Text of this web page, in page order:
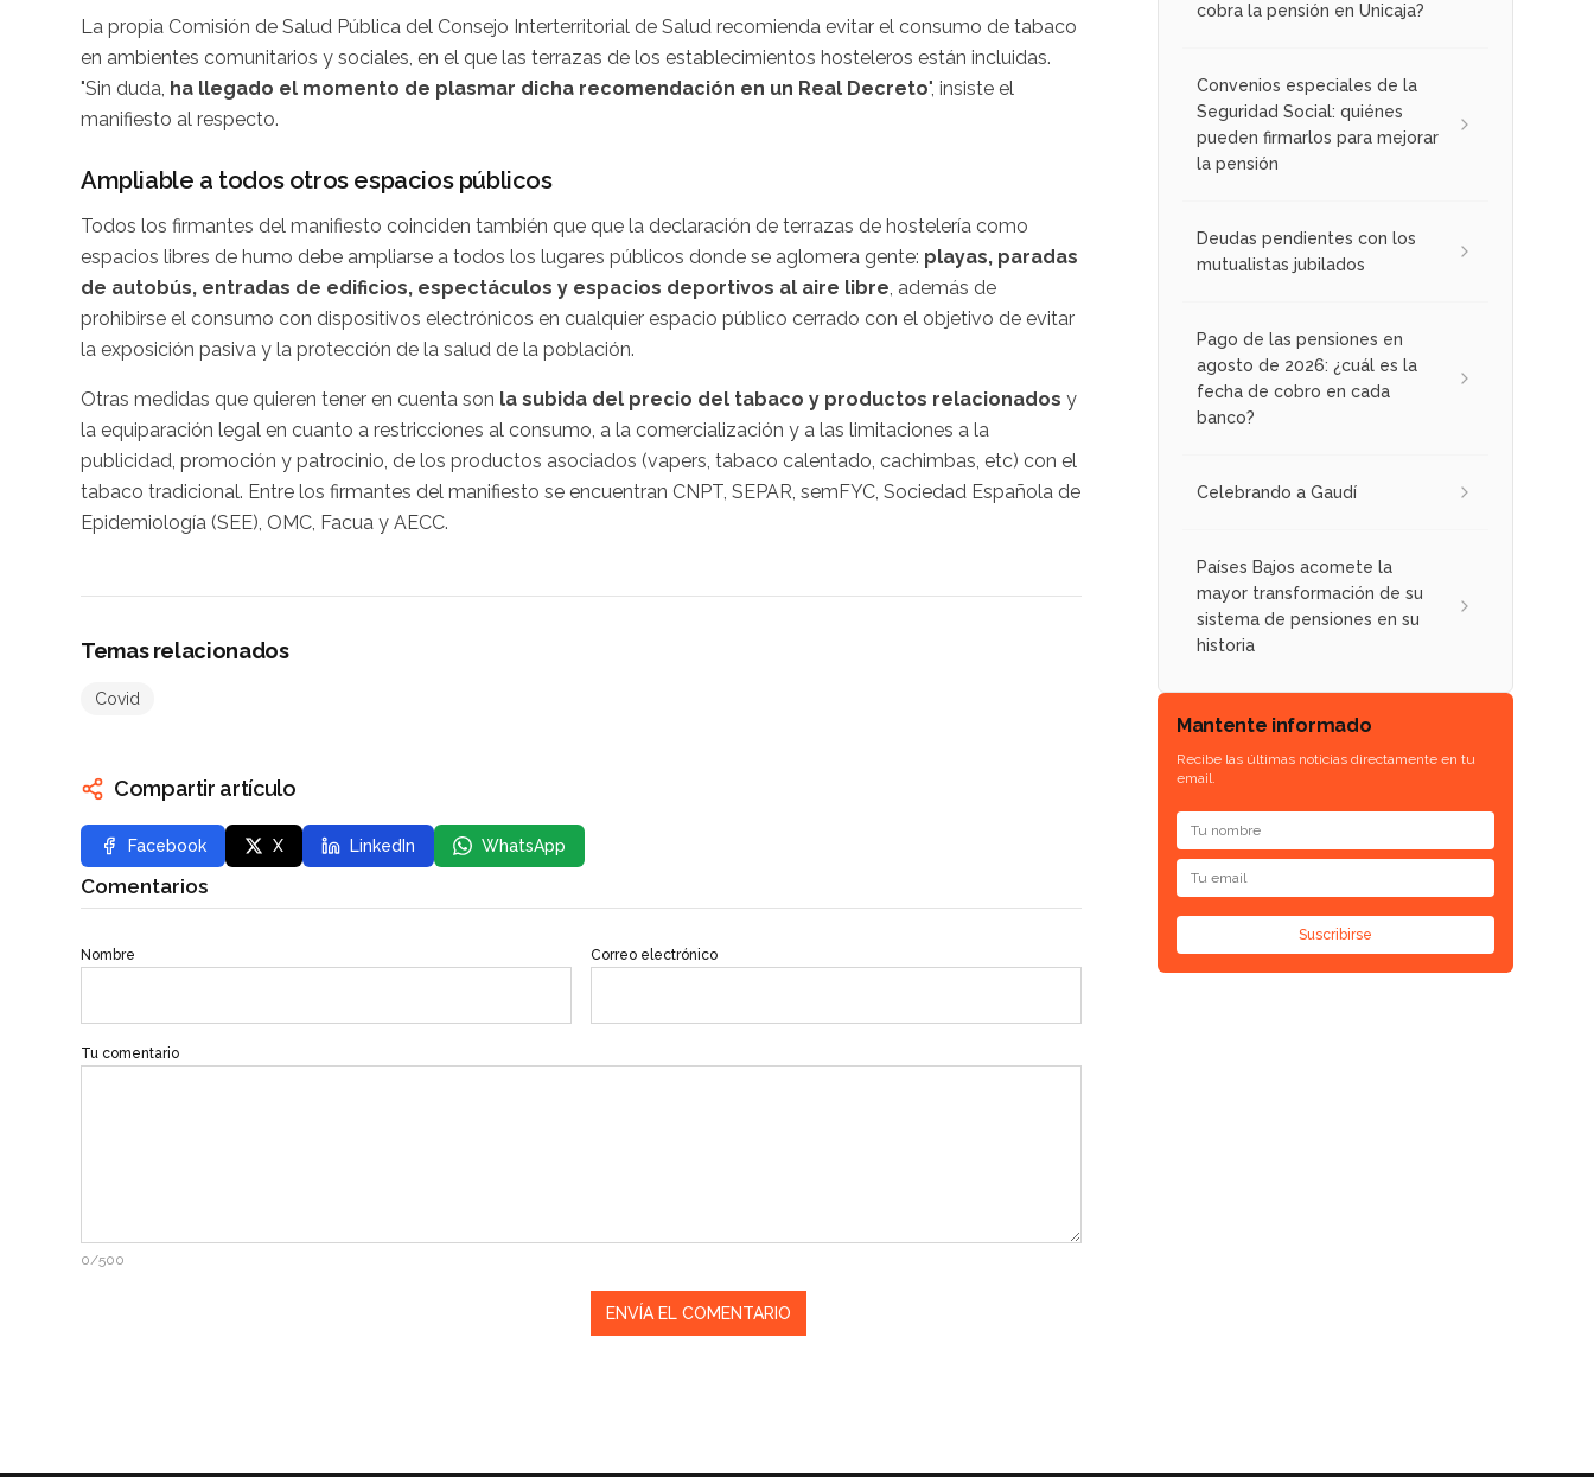
La propia Comisión de Salud Pública del Consejo Interterritorial de Salud recomienda evitar el consumo de tabaco
en ambientes comunitarios y sociales, en el que las terrazas de los establecimientos hosteleros están incluidas.
"Sin duda, ha llegado el momento de plasmar dicha recomendación en un Real Decreto", insiste el
manifiesto al respecto.
Ampliable a todos otros espacios públicos
Todos los firmantes del manifiesto coinciden también que que la declaración de terrazas de hostelería como
espacios libres de humo debe ampliarse a todos los lugares públicos donde se aglomera gente: playas, paradas
de autobús, entradas de edificios, espectáculos y espacios deportivos al aire libre , además de
prohibirse el consumo con dispositivos electrónicos en cualquier espacio público cerrado con el objetivo de evitar
la exposición pasiva y la protección de la salud de la población.
Otras medidas que quieren tener en cuenta son la subida del precio del tabaco y productos relacionados y
la equiparación legal en cuanto a restricciones al consumo, a la comercialización y a las limitaciones a la
publicidad, promoción y patrocinio, de los productos asociados (vapers, tabaco calentado, cachimbas, etc) con el
tabaco tradicional. Entre los firmantes del manifiesto se encuentran CNPT, SEPAR, semFYC, Sociedad Española de
Epidemiología (SEE), OMC, Facua y AECC.
Temas relacionados
Covid
Compartir artículo
Facebook X LinkedIn WhatsApp
Comentarios
Nombre Correo electrónico
Tu comentario
0/500
cobra la pensión en Unicaja?
Convenios especiales de la
Seguridad Social: quiénes
pueden firmarlos para mejorar
la pensión
Deudas pendientes con los
mutualistas jubilados
Pago de las pensiones en
agosto de 2026: ¿cuál es la
fecha de cobro en cada
banco?
Celebrando a Gaudí
Países Bajos acomete la
mayor transformación de su
sistema de pensiones en su
historia
Mantente informado
Recibe las últimas noticias directamente en tu
email.
Suscribirse